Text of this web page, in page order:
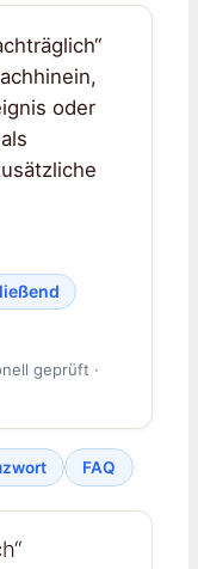
oder
geprüft ·
FAQ